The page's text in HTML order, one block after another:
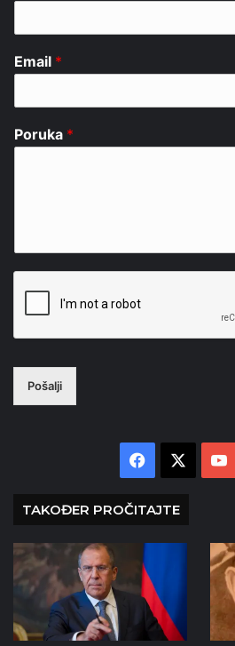
Email *
Poruka *
Pošalji
Facebook
TAKOĐER PROČITAJTE